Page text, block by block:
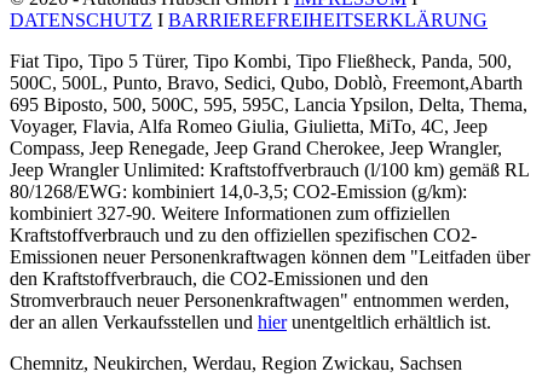
DATENSCHUTZ I BARRIEREFREIHEITSERKLÄRUNG
Fiat Tipo, Tipo 5 Türer, Tipo Kombi, Tipo Fließheck, Panda, 500,
500C, 500L, Punto, Bravo, Sedici, Qubo, Doblò, Freemont,Abarth
695 Biposto, 500, 500C, 595, 595C, Lancia Ypsilon, Delta, Thema,
Voyager, Flavia, Alfa Romeo Giulia, Giulietta, MiTo, 4C, Jeep
Compass, Jeep Renegade, Jeep Grand Cherokee, Jeep Wrangler,
Jeep Wrangler Unlimited: Kraftstoffverbrauch (l/100 km) gemäß RL
80/1268/EWG: kombiniert 14,0-3,5; CO2-Emission (g/km):
kombiniert 327-90. Weitere Informationen zum offiziellen
Kraftstoffverbrauch und zu den offiziellen spezifischen CO2-
Emissionen neuer Personenkraftwagen können dem "Leitfaden über
den Kraftstoffverbrauch, die CO2-Emissionen und den
Stromverbrauch neuer Personenkraftwagen" entnommen werden,
der an allen Verkaufsstellen und hierunentgeltlich erhältlich ist.
Chemnitz, Neukirchen, Werdau, Region Zwickau, Sachsen